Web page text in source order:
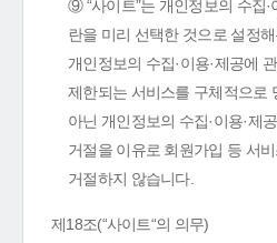
⑨ “사이트”는 개인정보의 수집·
란을 미리 선택한 것으로 설정
개인정보의 수집·이용·제공에
제한되는 서비스를 구체적으로
아닌 개인정보의 수집·이용·제
거절을 이유로 회원가입 등 서
거절하지 않습니다.
제18조(“사이트“의 의무)